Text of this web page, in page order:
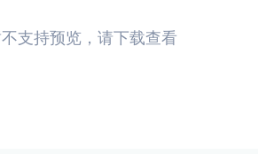
支持预览，请下载查看